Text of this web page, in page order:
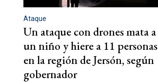
Ataque
Un ataque con drones mata a
un niño y hiere a 11 personas
en la región de Jersón, según
gobernador